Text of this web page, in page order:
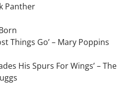
Panther
Things Go’ – Mary Poppins
His Spurs For Wings’ – The